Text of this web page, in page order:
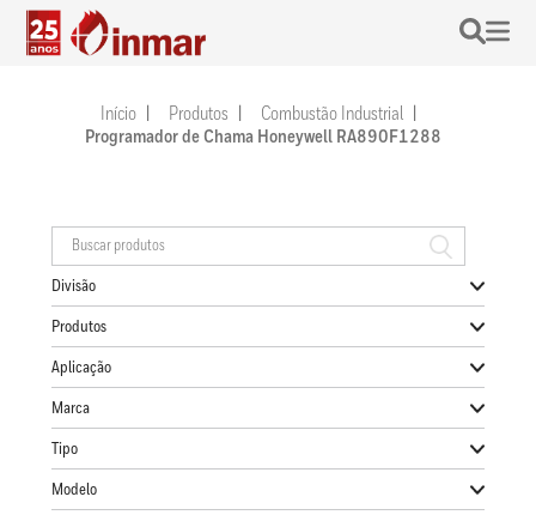
Início Produtos
Combustão Industrial
Programador de Chama Honeywell RA890F1288
Divisão
Produtos
Aplicação
Marca
Tipo
Modelo